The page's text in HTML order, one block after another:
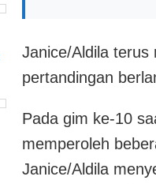
Janice/Aldila terus
pertandingan
Pada gim ke-10
memperoleh
Janice/Aldila